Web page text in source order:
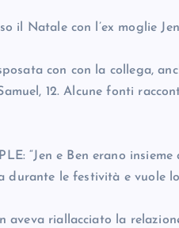
il Natale con l’ex moglie
con con la collega,
12. Alcune fonti
“Jen e Ben erano
le festività e vuole
aveva riallacciato la